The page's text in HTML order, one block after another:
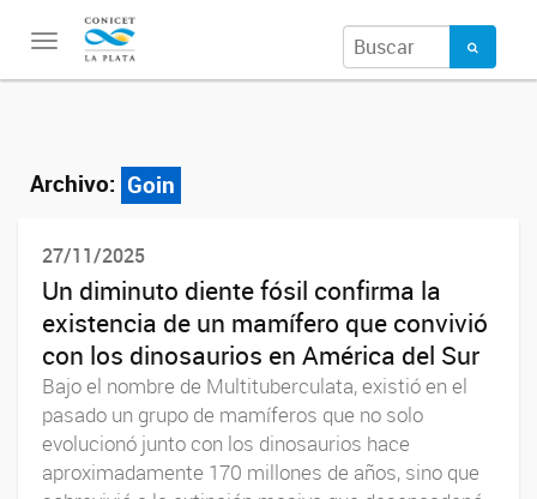
Toggle
navigation
Archivo: Goin
27/11/2025
Un diminuto diente fósil confirma la
existencia de un mamífero que convivió
con los dinosaurios en América del Sur
Bajo el nombre de Multituberculata, existió en el
pasado un grupo de mamíferos que no solo
evolucionó junto con los dinosaurios hace
aproximadamente 170 millones de años, sino que